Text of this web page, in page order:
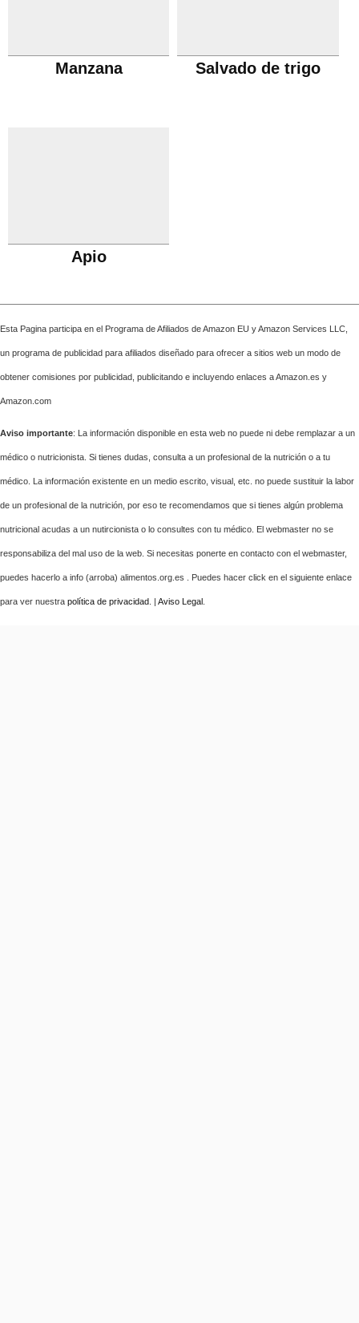
Manzana Salvado de trigo
Apio
Esta Pagina participa en el Programa de Afiliados de Amazon EU y Amazon Services LLC,
un programa de publicidad para afiliados diseñado para ofrecer a sitios web un modo de
obtener comisiones por publicidad, publicitando e incluyendo enlaces a Amazon.es y
Amazon.com
Aviso importante: La información disponible en esta web no puede ni debe remplazar a un
médico o nutricionista. Si tienes dudas, consulta a un profesional de la nutrición o a tu
médico. La información existente en un medio escrito, visual, etc. no puede sustituir la labor
de un profesional de la nutrición, por eso te recomendamos que si tienes algún problema
nutricional acudas a un nutircionista o lo consultes con tu médico. El webmaster no se
responsabiliza del mal uso de la web. Si necesitas ponerte en contacto con el webmaster,
puedes hacerlo a info (arroba) alimentos.org.es . Puedes hacer click en el siguiente enlace
para ver nuestra política de privacidad . | Aviso Legal